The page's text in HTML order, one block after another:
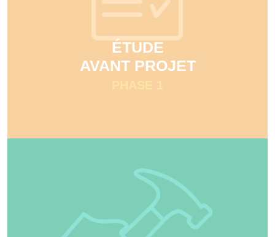
ÉTUDE
AVANT PROJET